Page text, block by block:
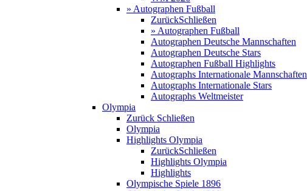
» Autographen Fußball
ZurückSchließen
» Autographen Fußball
Autographen Deutsche Mannschaften
Autographen Deutsche Stars
Autographen Fußball Highlights
Autographs Internationale Mannschaften
Autographs Internationale Stars
Autographs Weltmeister
Olympia
Zurück Schließen
Olympia
Highlights Olympia
ZurückSchließen
Highlights Olympia
Highlights
Olympische Spiele 1896